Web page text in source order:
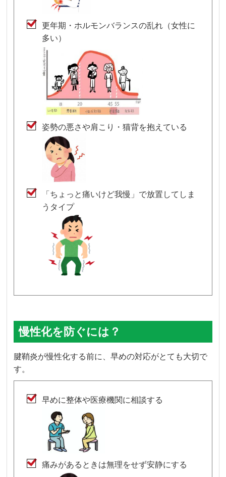
更年期・ホルモンバランスの乱れ（女性に
多い）
姿勢の悪さや肩こり・猫背を抱えている
「ちょっと痛いけど我慢」で放置してしま
うタイプ
慢性化を防ぐには？
腱鞘炎が慢性化する前に、早めの対応がとても大切で
す。
早めに整体や医療機関に相談する
痛みがあるときは無理をせず安静にする